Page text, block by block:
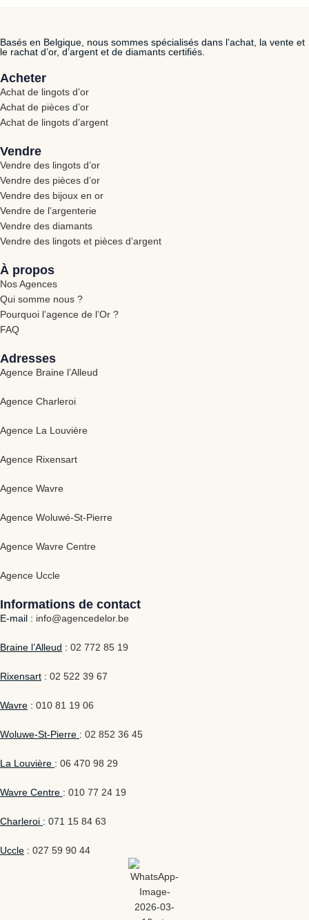
Basés en Belgique, nous sommes spécialisés dans l’achat, la vente et
le rachat d’or, d’argent et de diamants certifiés.
Acheter
Achat de lingots d’or
Achat de pièces d’or
Achat de lingots d’argent
Vendre
Vendre des lingots d’or
Vendre des pièces d’or
Vendre des bijoux en or
Vendre de l’argenterie
Vendre des diamants
Vendre des lingots et pièces d’argent
À propos
Nos Agences
Qui somme nous ?
Pourquoi l’agence de l’Or ?
FAQ
Adresses
Agence Braine l’Alleud
Agence Charleroi
Agence La Louvière
Agence Rixensart
Agence Wavre
Agence Woluwé-St-Pierre
Agence Wavre Centre
Agence Uccle
Informations de contact
E-mail : info@agencedelor.be
Braine l’Alleud : 02 772 85 19
Rixensart : 02 522 39 67
Wavre : 010 81 19 06
Woluwe-St-Pierre : 02 852 36 45
La Louvière : 06 470 98 29
Wavre Centre : 010 77 24 19
Charleroi : 071 15 84 63
Uccle : 027 59 90 44